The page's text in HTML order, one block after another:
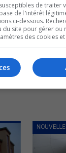
14
de traiter
de l'intérêt
ci-dessous.
du site pour gérer ou
des cookies